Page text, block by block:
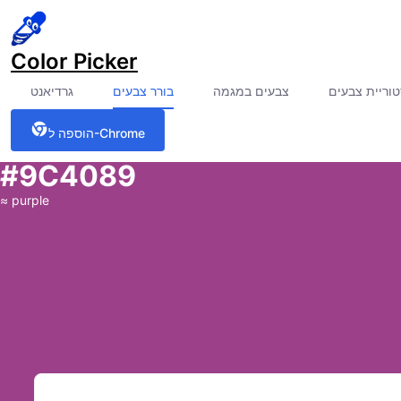
Color Picker
גרדיאנט בורר צבעים צבעים במגמה צבעים
הוספה ל-Chrome
#9C4089
≈ purple